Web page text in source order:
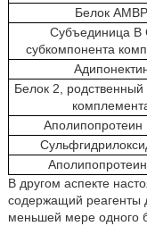
Белок АМВР
Субъединица В
субкомпонента
Белок 2,
Аполипопротеин
В другом аспекте
содержащий реагенты
меньшей мере одного